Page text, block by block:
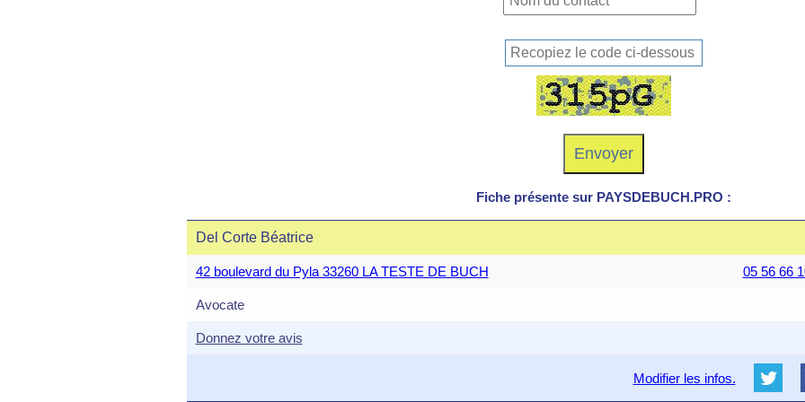
Fiche présente sur PAYSDEBUCH.PRO :
Del Corte Béatrice
42 boulevard du Pyla 33260 LA TESTE DE BUCH 05 56 66
Avocate
Donnez votre avis
Modifier les infos.